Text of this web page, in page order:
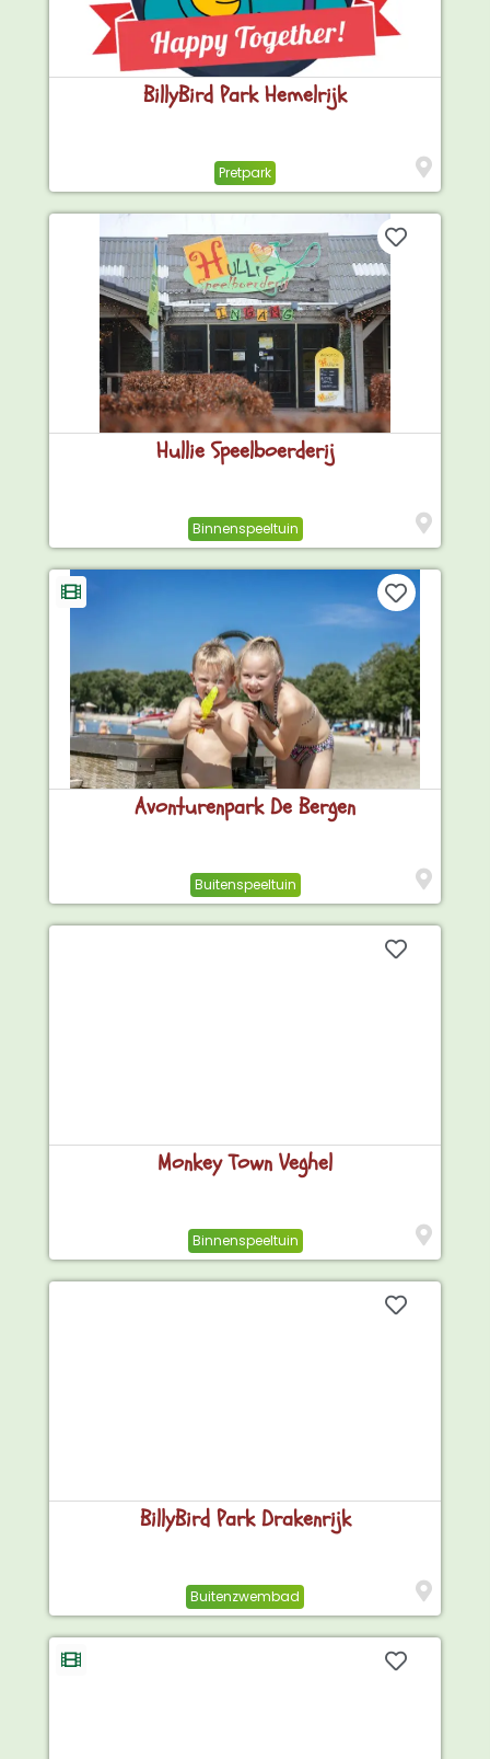
BillyBird Park Hemelrijk
Pretpark
Hullie Speelboerderij
Binnenspeeltuin
Avonturenpark De Bergen
Buitenspeeltuin
Monkey Town Veghel
Binnenspeeltuin
BillyBird Park Drakenrijk
Buitenzwembad